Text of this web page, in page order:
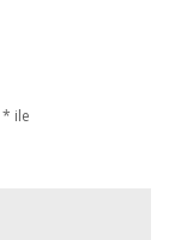
* ile